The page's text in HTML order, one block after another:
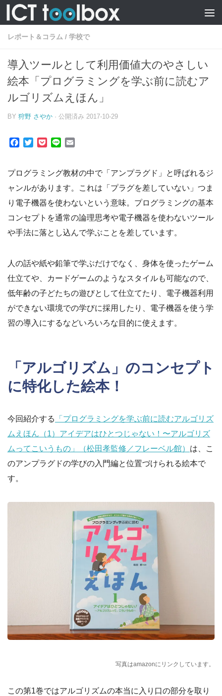
レポート＆コラム / 学校で
導入ツールとして利用価値大のやさしい
絵本「プログラミングを学ぶ前に読むア
ルゴリズムえほん」
BY 狩野 さやか · 公開済み 2017-10-29
Facebook
TwitterPocket
Line
プログラミング教材の中で「アンプラグド」と呼ばれるジ
ャンルがあります。これは「プラグを差していない」つま
り電子機器を使わないという意味。プログラミングの基本
コンセプトを通常の論理思考や電子機器を使わないツール
や手法に落とし込んで学ぶことを差しています。
人の話や紙や鉛筆で学ぶだけでなく、身体を使ったゲーム
仕立てや、カードゲームのようなスタイルも可能なので、
低年齢の子どたちの遊びとして仕立てたり、電子機器利用
ができない環境での学びに採用したり、電子機器を使う学
習の導入にするなどいろいろな目的に使えます。
「アルゴリズム」のコンセプト
に特化した絵本！
今回紹介する
「プログラミングを学ぶ前に読むアルゴリズ
ムえほん（1）アイデアはひとつじゃない！〜アルゴリズ
ムってこいうもの」（松田孝監修／フレーベル館） は、こ
のアンプラグドの学びの入門編と位置づけられる絵本で
す。
写真はamazonにリンクしています。
この第1巻ではアルゴリズムの本当に入り口の部分を取り